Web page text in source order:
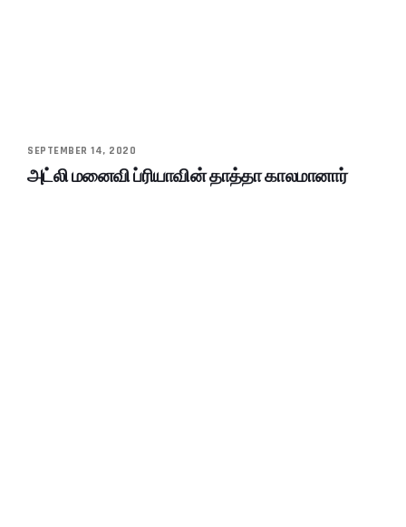
SEPTEMBER 14, 2020
அட்லி மனைவி ப்ரியாவின் தாத்தா காலமானார்